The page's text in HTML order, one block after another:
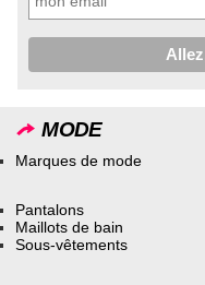
MODE
Marques de mode
Pantalons
Maillots de bain
Sous-vêtements